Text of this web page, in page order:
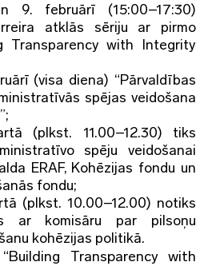
9. februārī (15:00–17:30)
atklās sēriju ar pirmo
Transparency with Integrity
(visa diena) “Pārvaldības
spējas veidošana
(plkst. 11.00–12.30) tiks
spēju veidošanai
ERAF, Kohēzijas fondu un
fondu;
(plkst. 10.00–12.00) notiks
ar komisāru par pilsoņu
kohēzijas politikā.
Transparency with